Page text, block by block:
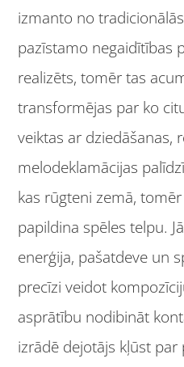
izmanto no
pazīstamo negaidītības
realizēts, tomēr tas
transformējas par ko
veiktas ar dziedāšanas,
melodeklamācijas
kas rūgteni zemā,
papildina spēles telpu.
enerģija, pašatdeve un
precīzi veidot
asprātību nodibināt
izrādē dejotājs kļūst